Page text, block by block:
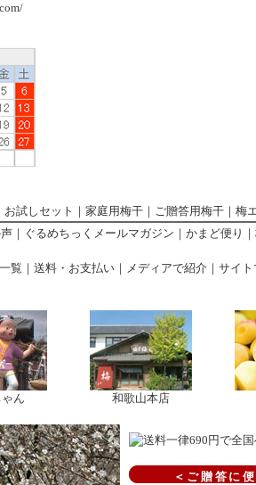
お試しセット ｜ 家庭用梅干 ｜ ご贈答用梅干 ｜ 梅
｜ ぐるめちっくメールマガジン ｜ かまど便り ｜
覧 ｜ 送料・お支払い｜ メディアで紹介｜ サイト
ん 和歌山本店
＜ご贈答に